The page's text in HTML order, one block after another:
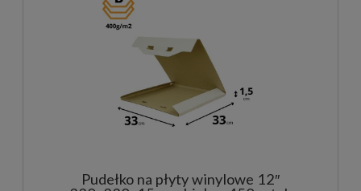
Pudełko na płyty winylowe 12″